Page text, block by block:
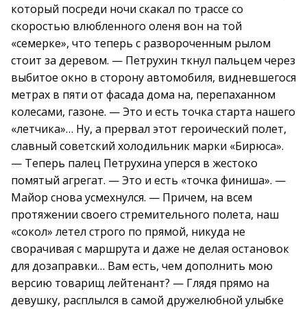
который посреди ночи скакал по трассе со
скоростью влюбленного оленя вон на той
«семерке», что теперь с развороченным рылом
стоит за деревом. — Петрухин ткнул пальцем через
выбитое окно в сторону автомобиля, видневшегося
метрах в пяти от фасада дома на, перепаханном
колесами, газоне. — Это и есть точка старта нашего
«летчика»… Ну, а прервал этот героический полет,
славный советский холодильник марки «Бирюса».
— Теперь палец Петрухина уперся в жестоко
помятый агрегат. — Это и есть «точка финиша». —
Майор снова усмехнулся. — Причем, на всем
протяжении своего стремительного полета, наш
«сокол» летел строго по прямой, никуда не
сворачивая с маршрута и даже не делая остановок
для дозаправки… Вам есть, чем дополнить мою
версию товарищ лейтенант? — Глядя прямо на
девушку, расплылся в самой дружелюбной улыбке